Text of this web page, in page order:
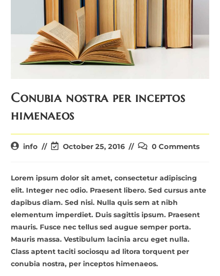
Conubia nostra per inceptos
himenaeos
Postinfo
PostOctober 25, 2016
Post0 Comments
Lorem ipsum dolor sit amet, consectetur adipiscing
elit. Integer nec odio. Praesent libero. Sed cursus ante
dapibus diam. Sed nisi. Nulla quis sem at nibh
elementum imperdiet. Duis sagittis ipsum. Praesent
mauris. Fusce nec tellus sed augue semper porta.
Mauris massa. Vestibulum lacinia arcu eget nulla.
Class aptent taciti sociosqu ad litora torquent per
conubia nostra, per inceptos himenaeos.